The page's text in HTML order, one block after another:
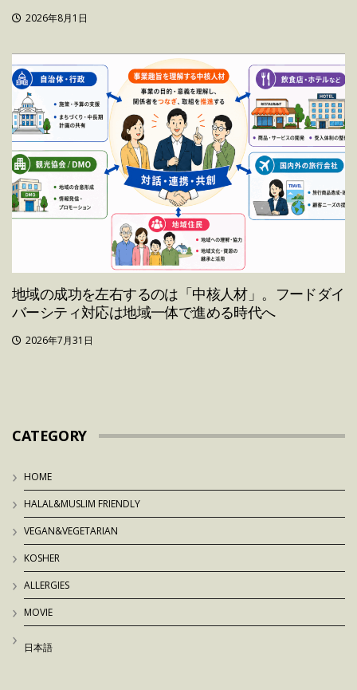
2026年8月1日
地域の成功を左右するのは「中核人材」。フードダイ
バーシティ対応は地域一体で進める時代へ
2026年7月31日
CATEGORY
HOME
HALAL&MUSLIM FRIENDLY
VEGAN&VEGETARIAN
KOSHER
ALLERGIES
MOVIE
日本語